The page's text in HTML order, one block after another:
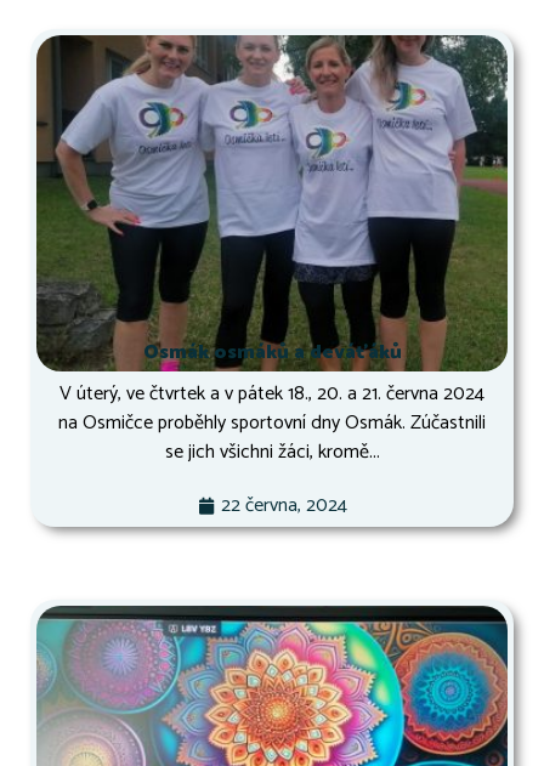
Osmák osmáků a deváťáků
V úterý, ve čtvrtek a v pátek 18., 20. a 21. června 2024
na Osmičce proběhly sportovní dny Osmák. Zúčastnili
se jich všichni žáci, kromě...
22 června, 2024